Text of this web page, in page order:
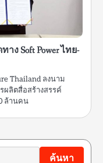
ง Soft Power ไทย-
Thailand ลงนาม
ผลิตสื่อสร้างสรรค์
ล้านคน
ค้นหา